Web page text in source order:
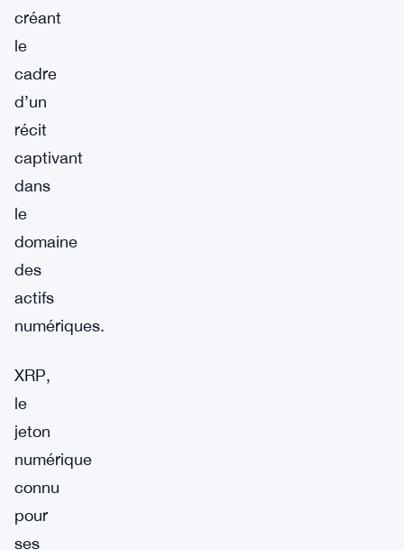
créant
le
cadre
d’un
récit
captivant
dans
le
domaine
des
actifs
numériques.
XRP,
le
jeton
numérique
connu
pour
ses